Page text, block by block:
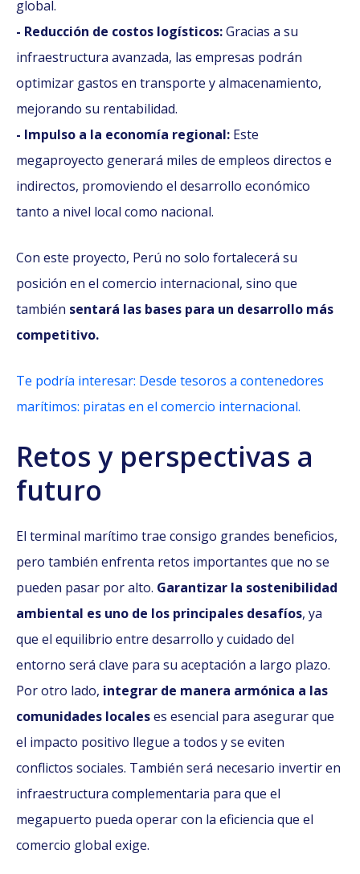
global.
- Reducción de costos logísticos:Gracias a su
infraestructura avanzada, las empresas podrán
optimizar gastos en transporte y almacenamiento,
mejorando su rentabilidad.
- Impulso a la economía regional: Este
megaproyecto generará miles de empleos directos e
indirectos, promoviendo el desarrollo económico
tanto a nivel local como nacional.
Con este proyecto, Perú no solo fortalecerá su
posición en el comercio internacional, sino que
también sentará las bases para un desarrollo más
competitivo.
Te podría interesar: Desde tesoros a contenedores
marítimos: piratas en el comercio internacional.
Retos y perspectivas a
futuro
El terminal marítimo trae consigo grandes beneficios,
pero también enfrenta retos importantes que no se
pueden pasar por alto. Garantizar la sostenibilidad
ambiental es uno de los principales desafíos, ya
que el equilibrio entre desarrollo y cuidado del
entorno será clave para su aceptación a largo plazo.
Por otro lado, integrar de manera armónica a las
comunidades localeses esencial para asegurar que
el impacto positivo llegue a todos y se eviten
conflictos sociales. También será necesario invertir en
infraestructura complementaria para que el
megapuerto pueda operar con la eficiencia que el
comercio global exige.